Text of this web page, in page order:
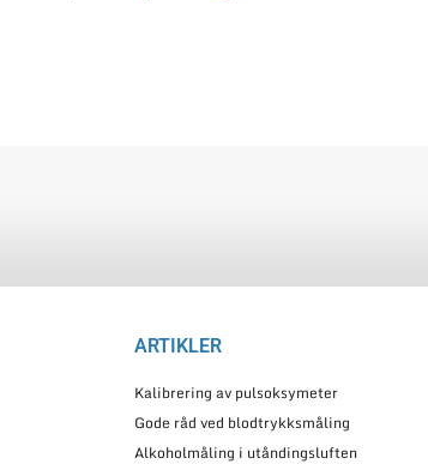
ARTIKLER
Kalibrering av pulsoksymeter
Gode råd ved blodtrykksmåling
Alkoholmåling i utåndingsluften